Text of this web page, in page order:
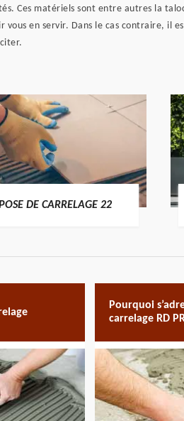
Ces matériels sont entre autres la
en servir. Dans le cas contraire, il
DE CARRELAGE 22
Pourquoi
carrelage RD